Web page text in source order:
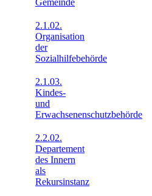
Gemeinde
2.1.02.
Organisation
der
Sozialhilfebehörde
2.1.03.
Kindes-
und
Erwachsenenschutzbehörde
2.2.02.
Departement
des Innern
als
Rekursinstanz